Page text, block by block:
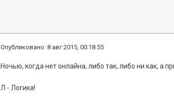
Опубликовано:8 авг 2015, 00:18:55
Ночью, когда нет онлайна, либо так, либо ни как, а
Л - Логика!